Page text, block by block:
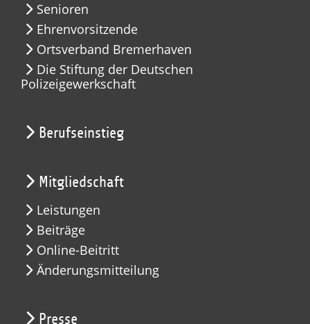
Senioren
Ehrenvorsitzende
Ortsverband Bremerhaven
Die Stiftung der Deutschen
Polizeigewerkschaft
Berufseinstieg
Mitgliedschaft
Leistungen
Beiträge
Online-Beitritt
Änderungsmitteilung
Presse